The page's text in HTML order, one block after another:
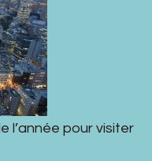
l’année pour visiter